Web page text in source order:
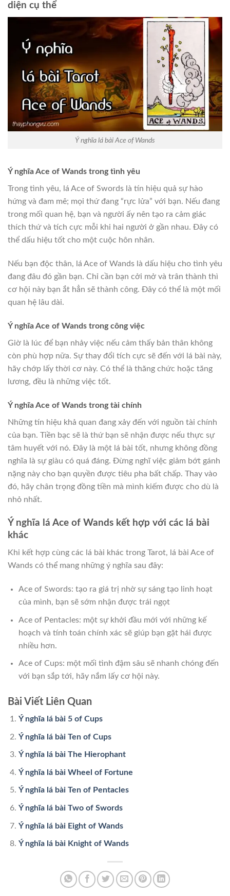
diện cụ thể
Ý nghĩa lá bài Ace of Wands
Ý nghĩa Ace of Wands trong tình yêu
Trong tình yêu, lá Ace of Swords là tín hiệu quả sự hào
hứng và đam mê; mọi thứ đang “rực lửa” với bạn. Nếu đang
trong mối quan hệ, bạn và người ấy nên tạo ra cảm giác
thích thứ và tích cực mỗi khi hai người ở gần nhau. Đây có
thể dấu hiệu tốt cho một cuộc hôn nhân.
Nếu bạn độc thân, lá Ace of Wands là dấu hiệu cho tình yêu
đang đâu đó gần bạn. Chỉ cần bạn cởi mở và trân thành thì
cơ hội này bạn ắt hẳn sẽ thành công. Đây có thể là một mối
quan hệ lâu dài.
Ý nghĩa Ace of Wands trong công việc
Giờ là lúc để bạn nhảy việc nếu cảm thấy bản thân không
còn phù hợp nữa. Sự thay đổi tích cực sẽ đến với lá bài này,
hãy chớp lấy thời cơ này. Có thể là thăng chức hoặc tăng
lương, đều là những việc tốt.
Ý nghĩa Ace of Wands trong tài chính
Những tín hiệu khả quan đang xảy đến với nguồn tài chính
của bạn. Tiền bạc sẽ là thứ bạn sẽ nhận được nếu thực sự
tâm huyết với nó. Đây là một lá bài tốt, nhưng không đồng
nghĩa là sự giàu có quá đáng. Đừng nghĩ việc giảm bớt gánh
nặng này cho bạn quyền được tiêu pha bất chấp. Thay vào
đó, hãy chân trọng đồng tiền mà mình kiếm được cho dù là
nhỏ nhất.
Ý nghĩa lá Ace of Wands kết hợp với các lá bài
khác
Khi kết hợp cùng các lá bài khác trong Tarot, lá bài Ace of
Wands có thể mang những ý nghĩa sau đây:
Ace of Swords: tạo ra giá trị nhờ sự sáng tạo linh hoạt
của mình, bạn sẽ sớm nhận được trái ngọt
Ace of Pentacles: một sự khởi đầu mới với những kế
hoạch và tính toán chính xác sẽ giúp bạn gặt hái được
nhiều hơn.
Ace of Cups: một mối tình đậm sâu sẽ nhanh chóng đến
với bạn sắp tới, hãy nắm lấy cơ hội này.
Bài Viết Liên Quan
Ý nghĩa lá bài 5 of Cups
Ý nghĩa lá bài Ten of Cups
Ý nghĩa lá bài The Hierophant
Ý nghĩa lá bài Wheel of Fortune
Ý nghĩa lá bài Ten of Pentacles
Ý nghĩa lá bài Two of Swords
Ý nghĩa lá bài Eight of Wands
Ý nghĩa lá bài Knight of Wands